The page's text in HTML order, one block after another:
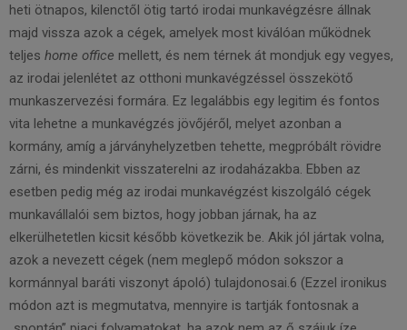
heti ötnapos, kilenctől ötig tartó irodai munkavégzésre állnak
majd vissza azok a cégek, amelyek most kiválóan működnek
teljes home office mellett, és nem térnek át mondjuk egy vegyes,
az irodai jelenlétet az otthoni munkavégzéssel összekötő
munkaszervezési formára. Ez legalábbis egy legitim és fontos
vita lehetne a munkavégzés jövőjéről, melyet azonban a
kormány, amíg a járványhelyzetben tehette, megpróbált rövidre
zárni, és mindenkit visszaterelni az irodaházakba. Ebben az
esetben pedig még az irodai munkavégzést kiszolgáló cégek
munkavállalói sem biztos, hogy jobban járnak, ha az
elkerülhetetlen kicsit később következik be. Akik jól jártak volna,
azok a nevezett cégek (nem meglepő módon sokszor a
kormánnyal baráti viszonyt ápoló) tulajdonosai.6 (Ezzel ironikus
módon azt is megmutatva, mennyire is tartják fontosnak a